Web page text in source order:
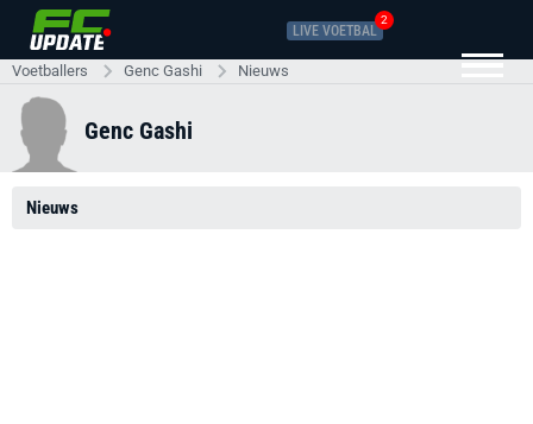
LIVE VOETBAL
2
Voetballers Genc Gashi Nieuws
Genc Gashi
Nieuws